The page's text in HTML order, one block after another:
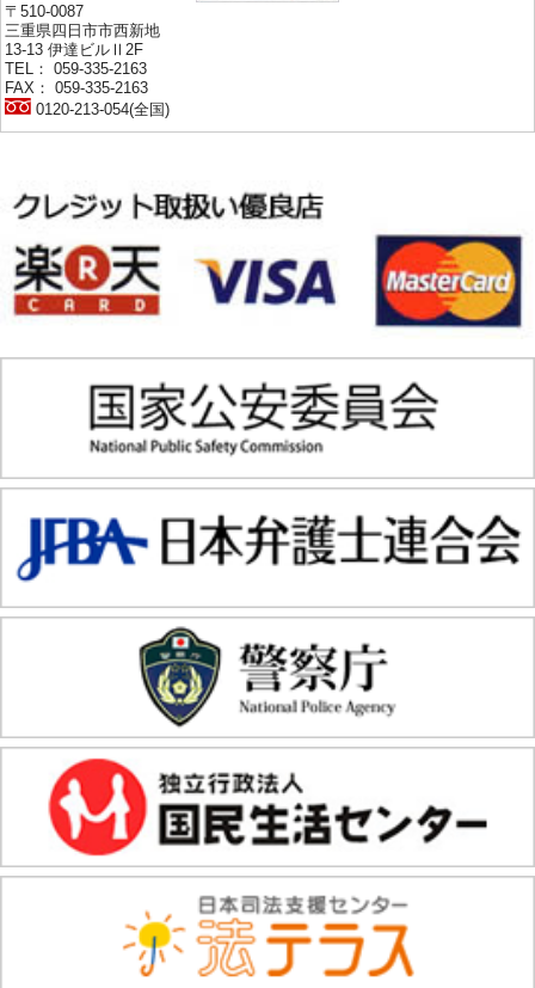
〒510-0087
三重県四日市市西新地
13-13 伊達ビルⅡ2F
TEL： 059-335-2163
FAX： 059-335-2163
0120-213-054(全国)